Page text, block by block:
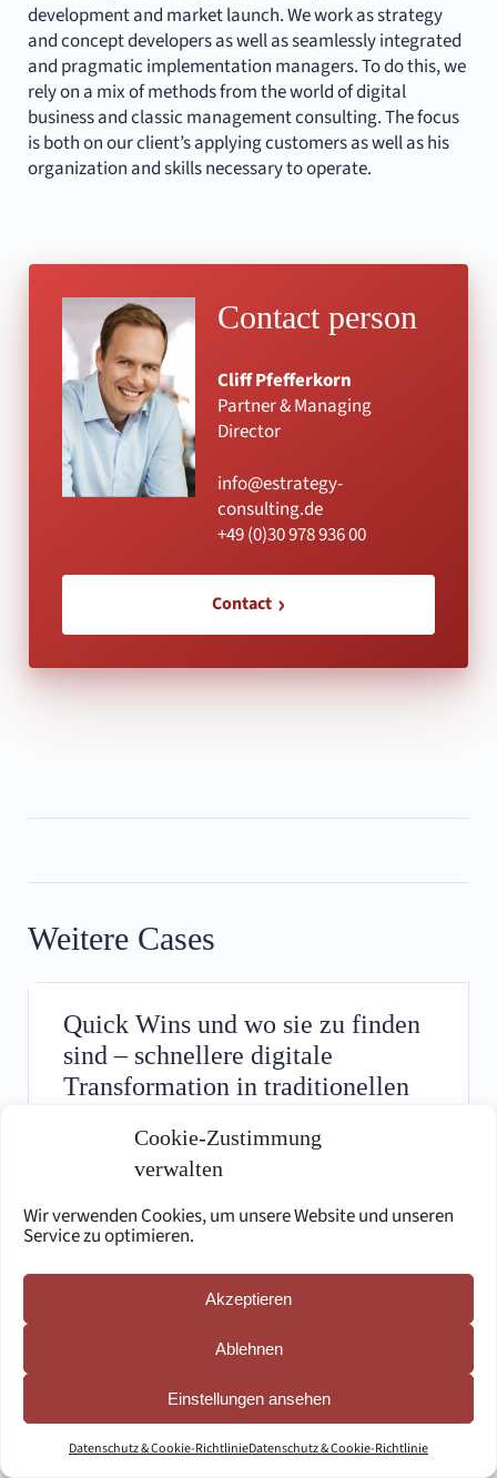
Cookie-Zustimmung
verwalten
Wir verwenden Cookies, um unsere Website und unseren
Service zu optimieren.
Akzeptieren
Ablehnen
Einstellungen ansehen
Datenschutz & Cookie-RichtlinieDatenschutz & Cookie-Richtlinie
development and market launch. We work as strategy
and concept developers as well as seamlessly integrated
and pragmatic implementation managers. To do this, we
rely on a mix of methods from the world of digital
business and classic management consulting. The focus
is both on our client’s applying customers as well as his
organization and skills necessary to operate.
Contact person
Cliff Pfefferkorn
Partner & Managing
Director
info@estrategy-
consulting.de
+49 (0)30 978 936 00
Contact
Weitere Cases
Quick Wins und wo sie zu finden
sind – schnellere digitale
Transformation in traditionellen
Wie können traditionelle deutsche Banken und
beschleunigen, schnelle sichtbare Ergebnisse
erzielen und dabei langfristige Strategien
unterstützen?